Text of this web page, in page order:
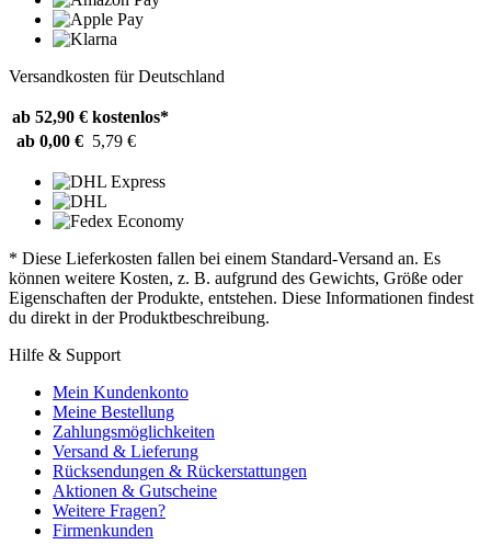
Versandkosten für Deutschland
ab 52,90 € kostenlos*
ab 0,00 € 5,79 €
* Diese Lieferkosten fallen bei einem Standard-Versand an. Es
können weitere Kosten, z. B. aufgrund des Gewichts, Größe oder
Eigenschaften der Produkte, entstehen. Diese Informationen findest
du direkt in der Produktbeschreibung.
Hilfe & Support
Mein Kundenkonto
Meine Bestellung
Zahlungsmöglichkeiten
Versand & Lieferung
Rücksendungen & Rückerstattungen
Aktionen & Gutscheine
Weitere Fragen?
Firmenkunden